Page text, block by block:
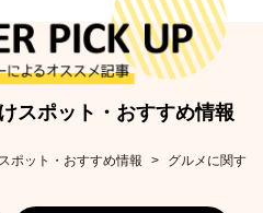
スポット・おすすめ情報
ポット・おすすめ情報
グルメに関す